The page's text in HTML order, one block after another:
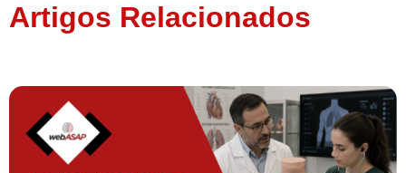
Artigos Relacionados